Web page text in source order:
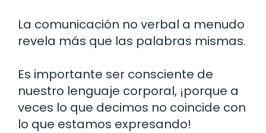
La comunicación no verbal a menudo
revela más que las palabras mismas.
Es importante ser consciente de
nuestro lenguaje corporal, ¡porque a
veces lo que decimos no coincide con
lo que estamos expresando!